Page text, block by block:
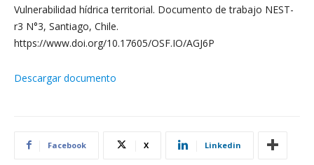
Vulnerabilidad hídrica territorial. Documento de trabajo NEST-
r3 N°3, Santiago, Chile.
https://www.doi.org/10.17605/OSF.IO/AGJ6P
Descargar documento
Facebook X Linkedin